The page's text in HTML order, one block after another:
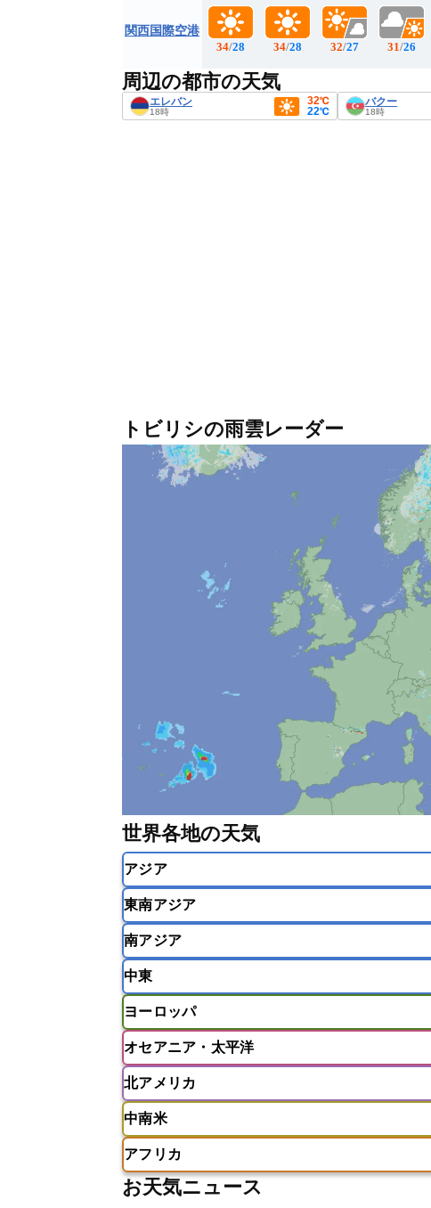
関西国際空港
34/28 34/28 32/27 31/26
周辺の都市の天気
エレバン
18時
32℃
22℃
バクー
18時
トビリシの雨雲レーダー
世界各地の天気
アジア
韓国
東南アジア
インドネシア
南アジア
モルディブ
中東
アフガニスタン
ウズベキスタン
バーレーン
ヨルダン レバノン
ヨーロッパ
アイスランド
イギリス
スイス
スウェーデン スペイン
チェコ
フィンランド
オセアニア・太平洋
アメリカ領サモア
パラオ
フィジー マーシャル諸島
北アメリカ
中南米
アメリカ領バージン諸島
エクアドル
アフリカ
アルジェリア
お天気ニュース